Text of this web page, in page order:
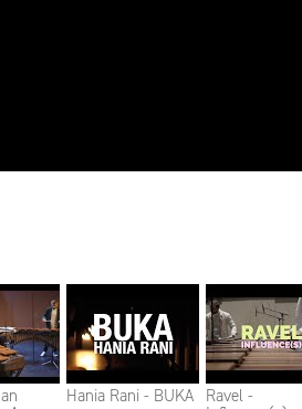
Hania Rani - BUKA Ravel -